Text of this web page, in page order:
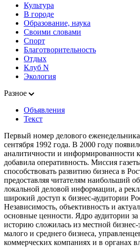
Культура
В городе
Образование, наука
Своими словами
Спорт
Благотворительность
Отдых
Клуб N
Экология
Разное
Объявления
Текст
Первый номер делового
сентября 1992 года. В 2000 году
аналитичности и информированности
добавила оперативность. Миссия
способствовать развитию бизнеса в
предоставляя читателям наибольший
локальной деловой информации, а
широкий доступ к бизнес-аудитории
Независимость, объективность и
основные ценности. Ядро аудитории
историю сложилась из местной бизнес-
малого и среднего бизнеса,
коммерческих компаниях и в органах